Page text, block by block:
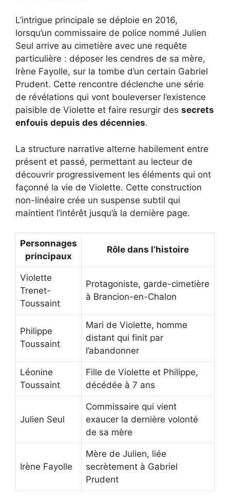
L’intrigue principale se déploie en 2016,
lorsqu’un commissaire de police nommé Julien
Seul arrive au cimetière avec une requête
particulière : déposer les cendres de sa mère,
Irène Fayolle, sur la tombe d’un certain Gabriel
Prudent. Cette rencontre déclenche une série
de révélations qui vont bouleverser l’existence
paisible de Violette et faire resurgir des secrets
enfouis depuis des décennies.
La structure narrative alterne habilement entre
présent et passé, permettant au lecteur de
découvrir progressivement les éléments qui ont
façonné la vie de Violette. Cette construction
non-linéaire crée un suspense subtil qui
maintient l’intérêt jusqu’à la dernière page.
Personnages
principaux
Rôle dans l’histoire
Violette
Trenet-
Toussaint
Protagoniste, garde-cimetière
à Brancion-en-Chalon
Philippe
Toussaint
Mari de Violette, homme
distant qui finit par
l’abandonner
Léonine
Toussaint
Fille de Violette et Philippe,
décédée à 7 ans
Julien Seul
Commissaire qui vient
exaucer la dernière volonté
de sa mère
Irène Fayolle
Mère de Julien, liée
secrètement à Gabriel
Prudent